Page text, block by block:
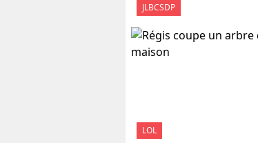
JLBCSDP
LOL